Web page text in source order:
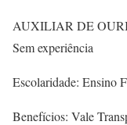
AUXILIAR DE
Sem experiência
Escolaridade: Ensino
Benefícios: Vale